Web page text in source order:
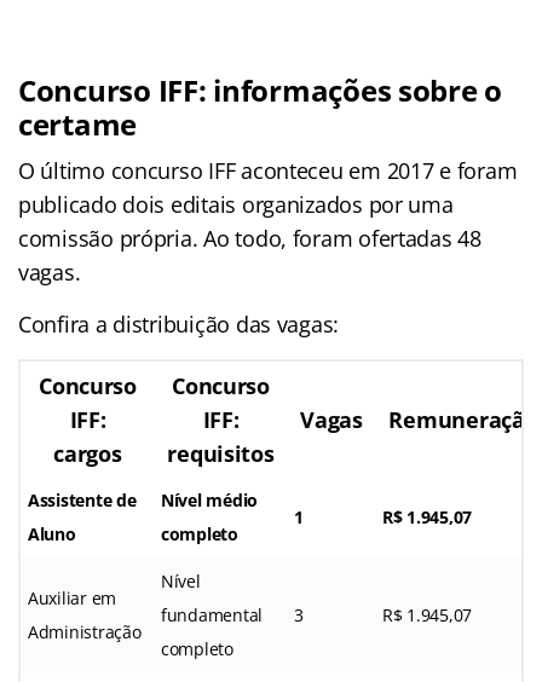
Concurso IFF: informações sobre o
certame
O último concurso IFF aconteceu em 2017 e foram
publicado dois editais organizados por uma
comissão própria. Ao todo, foram ofertadas 48
vagas.
Confira a distribuição das vagas:
Concurso
IFF:
cargos
Concurso
IFF:
requisitos
Vagas Remuneração
Assistente de
Aluno
Nível médio
completo
1 R$ 1.945,07
Auxiliar em
Administração
Nível
fundamental
completo
3 R$ 1.945,07